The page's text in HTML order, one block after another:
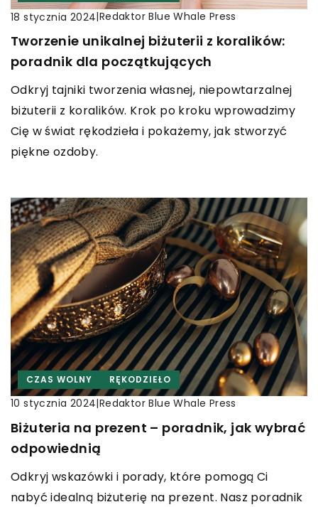
18 stycznia 2024|Redaktor Blue Whale Press
Tworzenie unikalnej biżuterii z koralików:
poradnik dla początkujących
Odkryj tajniki tworzenia własnej, niepowtarzalnej
biżuterii z koralików. Krok po kroku wprowadzimy
Cię w świat rękodzieła i pokażemy, jak stworzyć
piękne ozdoby.
CZAS WOLNY RĘKODZIEŁO
10 stycznia 2024|Redaktor Blue Whale Press
Biżuteria na prezent – poradnik, jak wybrać
odpowiednią
Odkryj wskazówki i porady, które pomogą Ci
nabyć idealną biżuterię na prezent. Nasz poradnik